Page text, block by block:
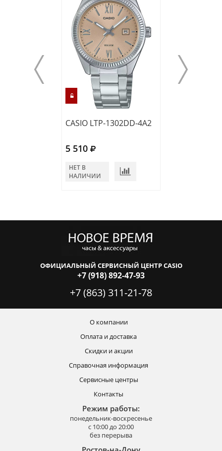
CASIO LTP-1302DD-4A2
5 510
НЕТ В
НАЛИЧИИ
ОФИЦИАЛЬНЫЙ СЕРВИСНЫЙ ЦЕНТР CASIO
+7 (918) 892-47-93
+7 (863) 311-21-78
О компании
Оплата и доставка
Скидки и акции
Справочная информация
Сервисные центры
Контакты
Режим работы:
понедельник-воскресенье
с 10:00 до 20:00
без перерыва